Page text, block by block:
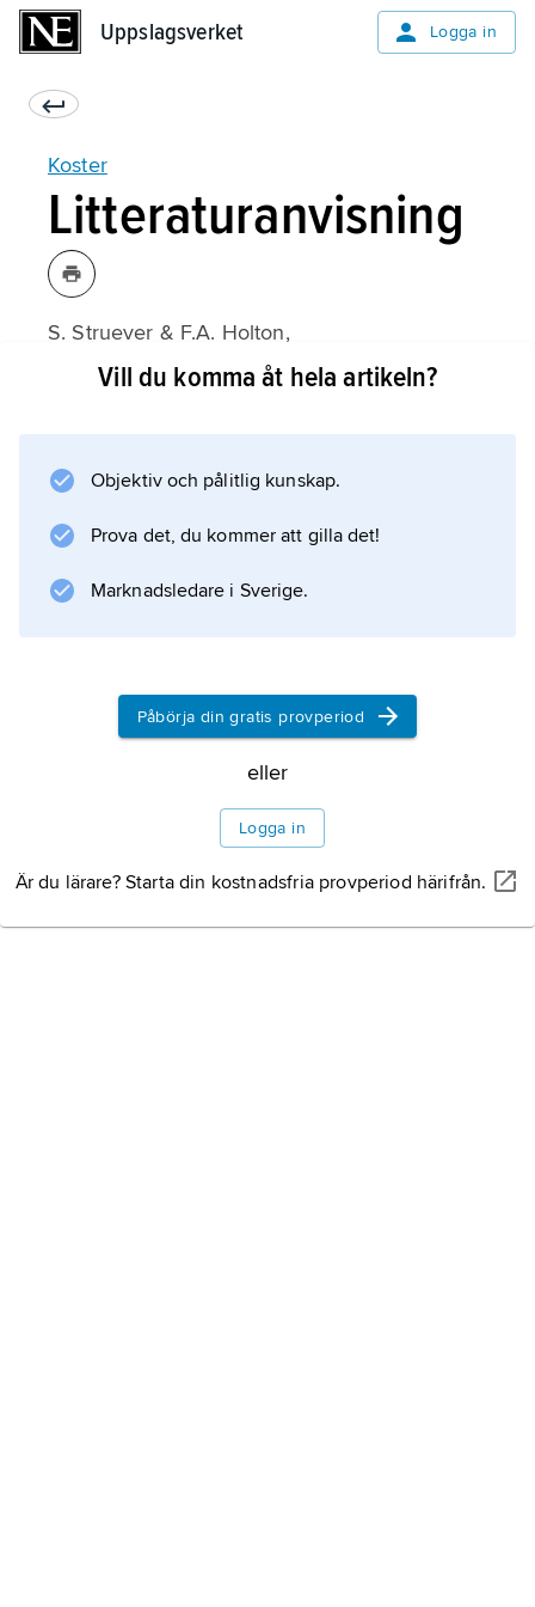
Uppslagsverket Logga in
Koster
Litteraturanvisning
S. Struever & F.A. Holton,
Koster: Americans in Search of Their
Information om artikeln
Vill du komma åt hela artikeln?
Objektiv och pålitlig kunskap.
Prova det, du kommer att gilla det!
Marknadsledare i Sverige.
Påbörja din gratis provperiod
eller
Logga in
Är du lärare? Starta din kostnadsfria provperiod härifrån.